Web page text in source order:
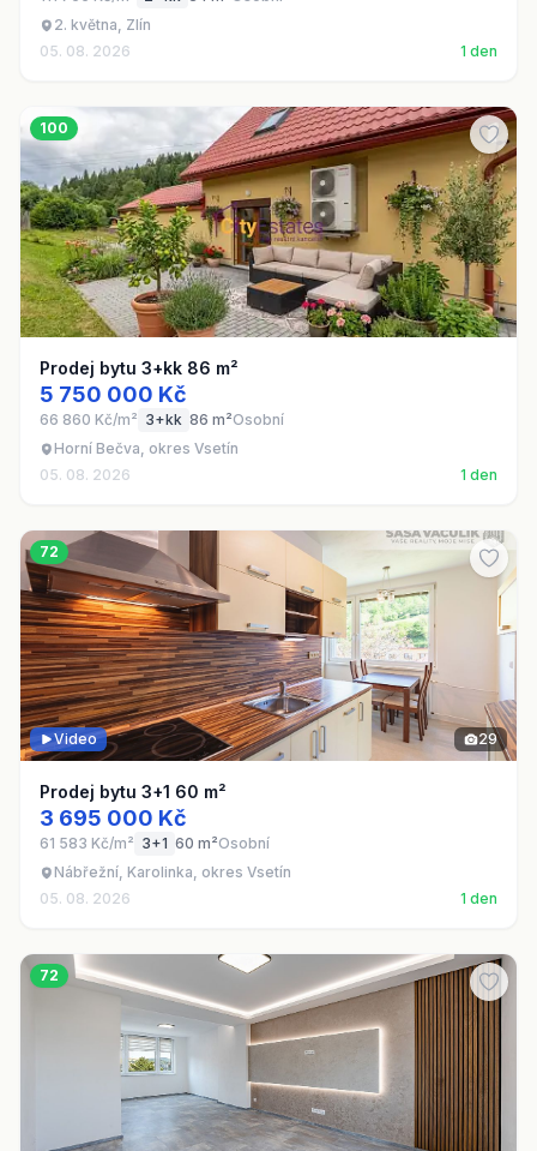
2. května, Zlín
05. 08. 2026
1 den
100
Prodej bytu 3+kk 86 m²
5 750 000 Kč
66 860 Kč/m² 3+kk 86 m²Osobní
Horní Bečva, okres Vsetín
05. 08. 2026
1 den
72
29
Video
Prodej bytu 3+1 60 m²
3 695 000 Kč
61 583 Kč/m² 3+1 60 m²Osobní
Nábřežní, Karolinka, okres Vsetín
05. 08. 2026
1 den
72